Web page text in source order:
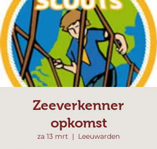
Zeeverkenner
opkomst
za 13 mrt
  |
Leeuwarden